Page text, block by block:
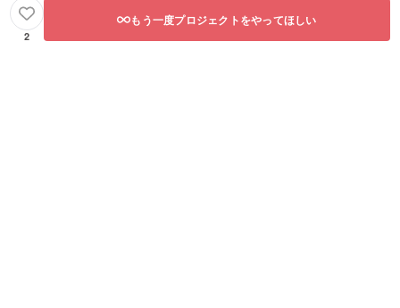
2
もう一度プロジェクトをやってほしい